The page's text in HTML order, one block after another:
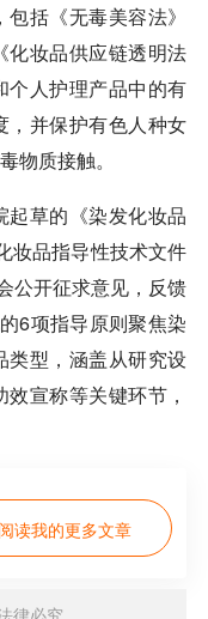
括《无毒美容法》
化妆品供应链透明法
个人护理产品中的有
，并保护有色人种女
物质接触。
起草的《染发化妆品
妆品指导性技术文件
公开征求意见，反馈
6项指导原则聚焦染
类型，涵盖从研究设
宣称等关键环节，
阅读我的更多文章
律必究